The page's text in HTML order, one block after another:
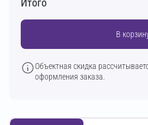
Итого
В
Объектная скидка
оформления заказа.